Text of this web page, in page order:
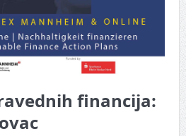
financija: